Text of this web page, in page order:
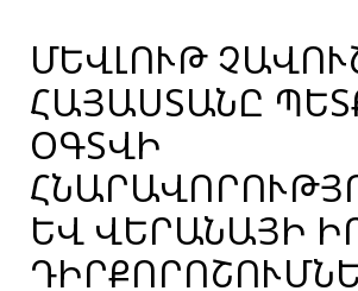
ՄԵՎԼՈՒԹ
ՀԱՅԱՍՏԱՆԸ
ՕԳՏՎԻ
ԵՎ ՎԵՐԱՆԱՅԻ